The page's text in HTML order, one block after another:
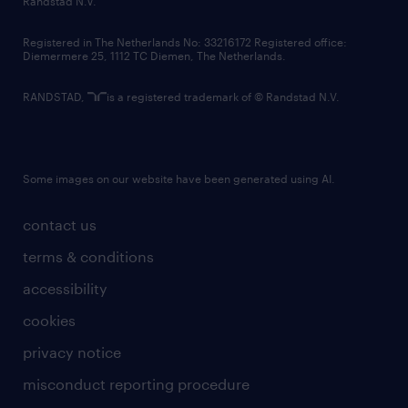
contact us
terms & conditions
accessibility
cookies
privacy notice
misconduct reporting procedure
Registered in The Netherlands No: 33216172 Registered office:
Diemermere 25, 1112 TC Diemen, The Netherlands.
RANDSTAD, is a registered trademark of © Randstad N.V.
Some images on our website have been generated using AI.